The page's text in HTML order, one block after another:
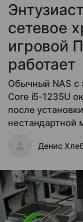
сетевое
игровой
работает
Обычный NAS с
Core i5-1235U
после
нестандартной
Денис